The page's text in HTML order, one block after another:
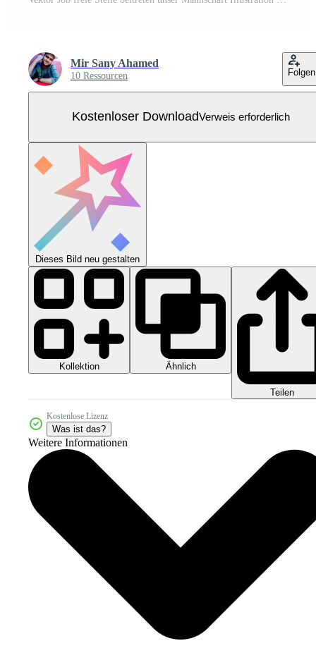
Mir Sany Ahamed
10 Ressourcen Folgen
Kostenloser DownloadVerweis erforderlich
Dieses Bild neu gestalten
Kollektion Ähnlich
Teilen
Kostenlose Lizenz
Was ist das?
Weitere Informationen